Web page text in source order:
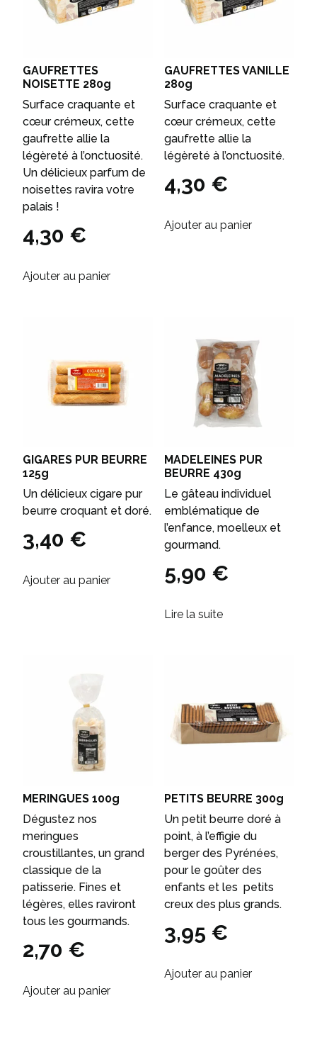
GAUFRETTES
NOISETTE 280g
Surface craquante et
cœur crémeux, cette
gaufrette allie la
légèreté à l’onctuosité.
Un délicieux parfum de
noisettes ravira votre
palais !
4,30 €
Ajouter au panier
GAUFRETTES VANILLE
280g
Surface craquante et
cœur crémeux, cette
gaufrette allie la
légèreté à l’onctuosité.
4,30 €
Ajouter au panier
GIGARES PUR BEURRE
125g
Un délicieux cigare pur
beurre croquant et doré.
3,40 €
Ajouter au panier
MADELEINES PUR
BEURRE 430g
Le gâteau individuel
emblématique de
l’enfance, moelleux et
gourmand.
5,90 €
Lire la suite
MERINGUES 100g
Dégustez nos
meringues
croustillantes, un grand
classique de la
patisserie. Fines et
légères, elles raviront
tous les gourmands.
2,70 €
Ajouter au panier
PETITS BEURRE 300g
Un petit beurre doré à
point, à l’effigie du
berger des Pyrénées,
pour le goûter des
enfants et les petits
creux des plus grands.
3,95 €
Ajouter au panier